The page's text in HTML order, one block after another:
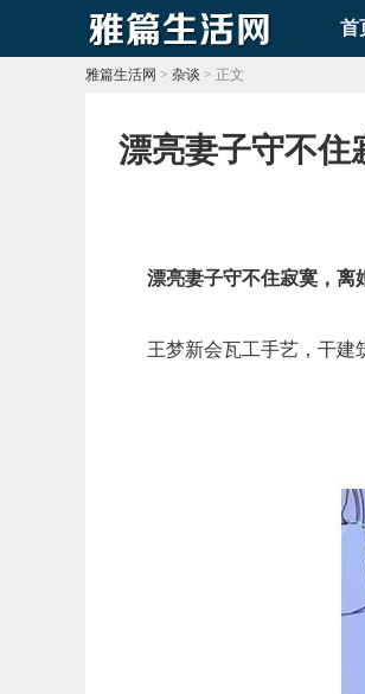
首
雅篇生活网 > 杂谈 > 正文
漂亮妻子守不住
漂亮妻子守不住寂寞，离
王梦新会瓦工手艺，干建